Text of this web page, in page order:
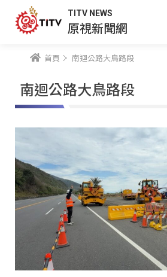
TITV NEWS
原視新聞網
首頁 南迴公路大鳥路段
南迴公路大鳥路段